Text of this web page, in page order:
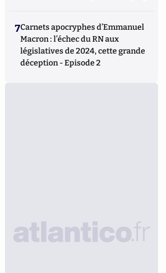
7Carnets apocryphes d’Emmanuel
Macron : l’échec du RN aux
législatives de 2024, cette grande
déception - Episode 2